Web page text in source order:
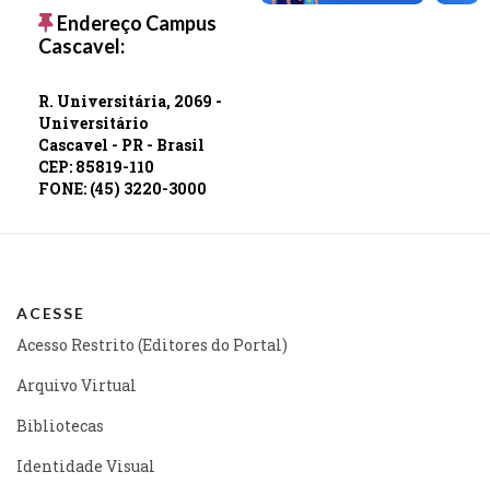
Endereço Campus
Cascavel:
R. Universitária, 2069 -
Universitário
Cascavel - PR - Brasil
CEP: 85819-110
FONE: (45) 3220-3000
ACESSE
Acesso Restrito (Editores do Portal)
Arquivo Virtual
Bibliotecas
Identidade Visual